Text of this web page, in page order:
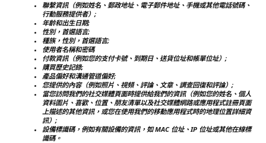
聯繫資訊（例如姓名、郵政地址、電子郵件地址、手機或其他電話號碼、
行動服務提供者）;
年齡和出生日期;
性別，首選語言;
種族，性別，首選語言;
使用者名稱和密碼
付款資訊（例如您的支付卡號、到期日、送貨位址和帳單位址）;
購買歷史記錄;
產品偏好和溝通管道偏好;
您提供的內容（例如照片、視頻、評論、文章、調查回復和評論）;
當您訪問我們的社交媒體頁面時提供給我們的資訊（例如您的姓名、個人
資料圖片、喜歡、位置、朋友清單以及社交媒體網路或應用程式註冊頁面
上描述的其他資訊，或您在使用我們的移動應用程式時的地理位置詳細資
訊）;
設備標識碼，例如有關設備的資訊，如 MAC 位址、IP 位址或其他在線標
識碼。